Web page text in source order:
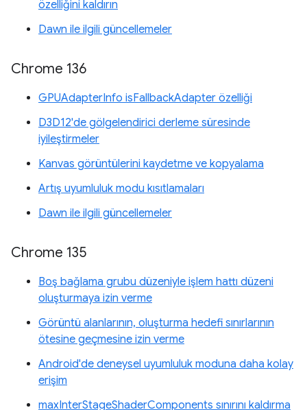
özelliğini kaldırın
Dawn ile ilgili güncellemeler
Chrome 136
GPUAdapterInfo isFallbackAdapter özelliği
D3D12'de gölgelendirici derleme süresinde
iyileştirmeler
Kanvas görüntülerini kaydetme ve kopyalama
Artış uyumluluk modu kısıtlamaları
Dawn ile ilgili güncellemeler
Chrome 135
Boş bağlama grubu düzeniyle işlem hattı düzeni
oluşturmaya izin verme
Görüntü alanlarının, oluşturma hedefi sınırlarının
ötesine geçmesine izin verme
Android'de deneysel uyumluluk moduna daha kolay
erişim
maxInterStageShaderComponents sınırını kaldırma